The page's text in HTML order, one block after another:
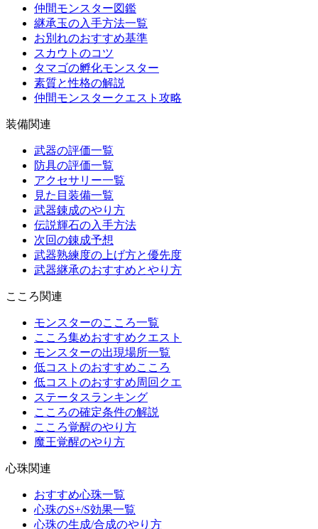
仲間モンスター図鑑
継承玉の入手方法一覧
お別れのおすすめ基準
スカウトのコツ
タマゴの孵化モンスター
素質と性格の解説
仲間モンスタークエスト攻略
装備関連
武器の評価一覧
防具の評価一覧
アクセサリー一覧
見た目装備一覧
武器錬成のやり方
伝説輝石の入手方法
次回の錬成予想
武器熟練度の上げ方と優先度
武器継承のおすすめとやり方
こころ関連
モンスターのこころ一覧
こころ集めおすすめクエスト
モンスターの出現場所一覧
低コストのおすすめこころ
低コストのおすすめ周回クエ
ステータスランキング
こころの確定条件の解説
こころ覚醒のやり方
魔王覚醒のやり方
心珠関連
おすすめ心珠一覧
心珠のS+/S効果一覧
心珠の生成/合成のやり方